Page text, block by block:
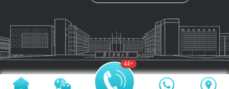
44 +